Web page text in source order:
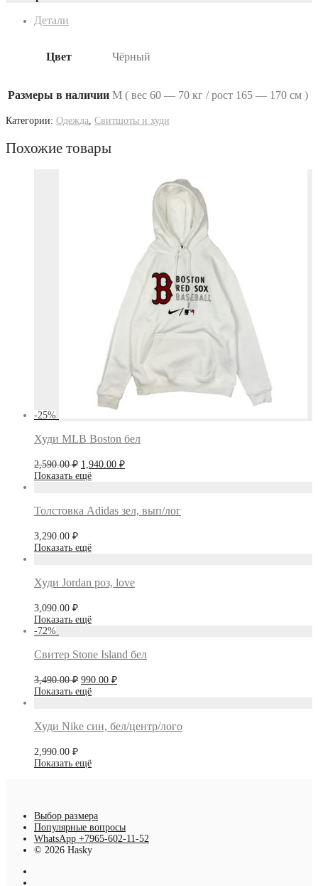
Детали
Цвет Чёрный
Размеры в наличии M ( вес 60 — 70 кг / рост 165 — 170 см )
Категории: Одежда, Свитшоты и худи
Похожие товары
-25%
Худи MLB Boston бел
2,590.00₽ Первоначальная
цена
составляла
1,940.00 ₽Текущая
Показать ещё
Толстовка Adidas зел, вып/лог
3,290.00 ₽
Показать ещё
Худи Jordan роз, love
3,090.00 ₽
Показать ещё
-72%
Свитер Stone Island бел
3,490.00₽ Первоначальная
цена
составляла
990.00 ₽Текущая
Показать ещё
Худи Nike син, бел/центр/лого
2,990.00 ₽
Показать ещё
Выбор размера
Популярные вопросы
WhatsApp +7965-602-11-52
© 2026 Hasky